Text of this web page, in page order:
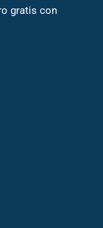
gratis con